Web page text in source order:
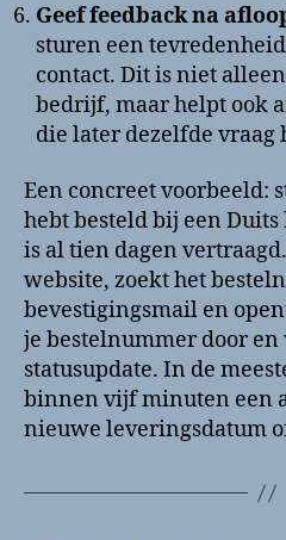
Geef feedback na
sturen een
contact. Dit is niet
bedrijf, maar helpt ook
die later dezelfde vraag
Een concreet voorbeeld:
hebt besteld bij een
is al tien dagen
website, zoekt het
bevestigingsmail en
je bestelnummer door en
statusupdate. In de
binnen vijf minuten een
nieuwe leveringsdatum